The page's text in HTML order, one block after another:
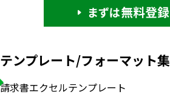
テンプレート/フォーマット集
請求書エクセルテンプレート